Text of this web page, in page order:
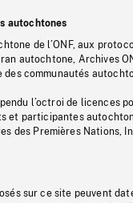
autochtones
de l’ONF, aux
autochtone, Archives
des communautés
l’octroi de licences
et participantes
des Premières Nations,
sur ce site peuvent